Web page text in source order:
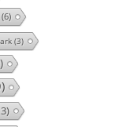
(3)